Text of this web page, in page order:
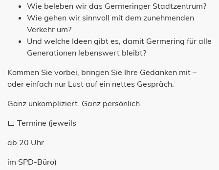
Wie beleben wir das Germeringer Stadtzentrum?
Wie gehen wir sinnvoll mit dem zunehmenden
Verkehr um?
Und welche Ideen gibt es, damit Germering für alle
Generationen lebenswert bleibt?
Kommen Sie vorbei, bringen Sie Ihre Gedanken mit –
oder einfach nur Lust auf ein nettes Gespräch.
Ganz unkompliziert. Ganz persönlich.
📅 Termine (jeweils
ab 20 Uhr
im SPD-Büro)